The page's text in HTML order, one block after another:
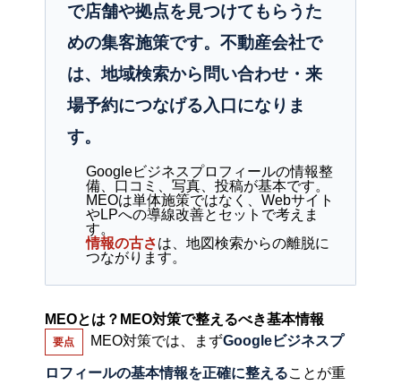
で店舗や拠点を見つけてもらうた
めの集客施策です。不動産会社で
は、地域検索から問い合わせ・来
場予約につなげる入口になりま
す。
Googleビジネスプロフィールの情報整
備、口コミ、写真、投稿が基本です。
MEOは単体施策ではなく、Webサイト
やLPへの導線改善とセットで考えま
す。
情報の古さは、地図検索からの離脱に
つながります。
MEOとは？MEO対策で整えるべき基本情報
要点 MEO対策では、まずGoogleビジネスプ
ロフィールの基本情報を正確に整えることが重